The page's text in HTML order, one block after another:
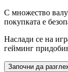
С множество
покупката е
Наслади се на
гейминг
Започни да